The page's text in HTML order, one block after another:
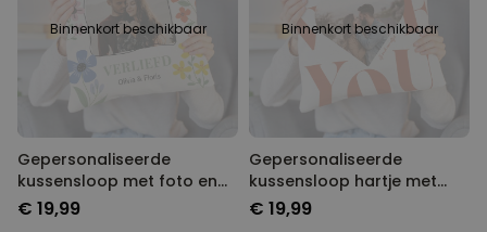
Binnenkort beschikbaar
Gepersonaliseerde
kussensloop met foto en
tekst
€ 19,99
Binnenkort beschikbaar
Gepersonaliseerde
kussensloop hartje met
foto en tekst
€ 19,99